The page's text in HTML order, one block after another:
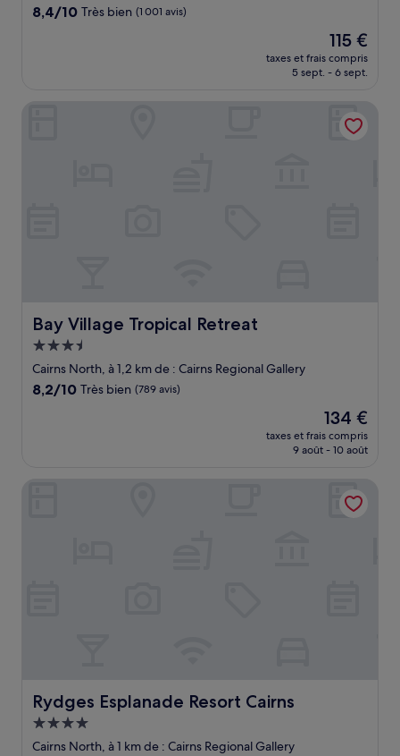
8.4
8,4/10 Très bien (1 001 avis)
Le
nouveau
prix
de
115 €
115 €
taxes et frais compris
5 sept. - 6 sept.
Bay Village Tropical Retreat
Bay Village Tropical Retreat
Hébergement
3.5 étoiles
Cairns North, à 1,2 km de : Cairns Regional Gallery
8.2
8,2/10 Très bien (789 avis)
Le
nouveau
prix
de
134 €
134 €
taxes et frais compris
9 août - 10 août
Rydges Esplanade Resort Cairns
Rydges Esplanade Resort Cairns
Hébergement
4.0 étoiles
Cairns North, à 1 km de : Cairns Regional Gallery